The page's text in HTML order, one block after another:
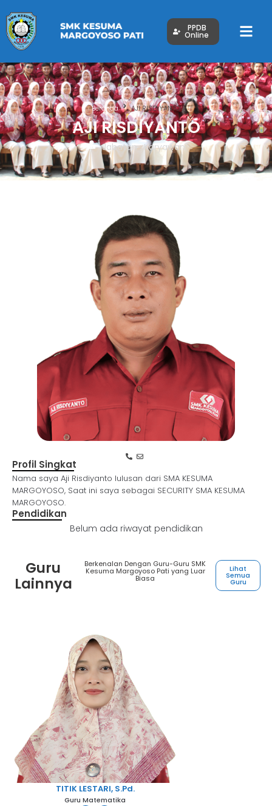
PPDB
Online
Beranda AJI RISDIYANTO
AJI RISDIYANTO
Jabatan : Karyawan
Profil Singkat
Nama saya Aji Risdiyanto lulusan dari SMA KESUMA
MARGOYOSO, Saat ini saya sebagai SECURITY SMA KESUMA
MARGOYOSO.
Pendidikan
Belum ada riwayat pendidikan
Guru
Lainnya
Berkenalan Dengan Guru-Guru SMK
Kesuma Margoyoso Pati yang Luar
Biasa
Lihat
Semua
Guru
TITIK LESTARI, S.Pd.
Guru Matematika